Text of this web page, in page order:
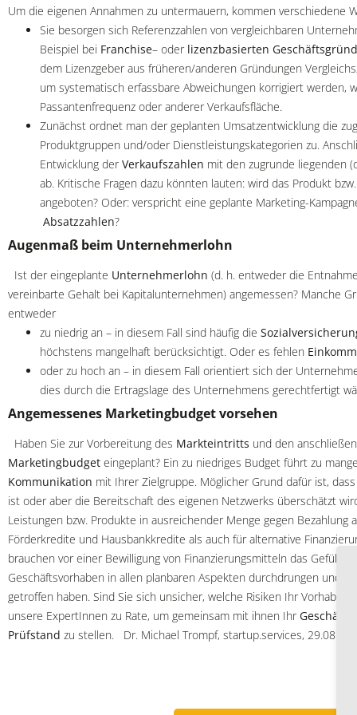
Um die eigenen Annahmen zu untermauern, kommen verschiedene
Sie besorgen sich Referenzzahlen von vergleichbaren
Beispiel bei Franchise– oder lizenzbasierten
dem Lizenzgeber aus früheren/anderen Gründungen
um systematisch erfassbare Abweichungen korrigiert werden,
Passantenfrequenz oder anderer Verkaufsfläche.
Zunächst ordnet man der geplanten Umsatzentwicklung die
Produktgruppen und/oder Dienstleistungskategorien zu.
Entwicklung derVerkaufszahlen mit den zugrunde liegenden
ab. Kritische Fragen dazu könnten lauten: wird das Produkt
angeboten? Oder: verspricht eine geplante Marketing-
Absatzzahlen?
Augenmaß beim Unternehmerlohn
Ist der eingeplante Unternehmerlohn (d. h. entweder die
vereinbarte Gehalt bei Kapitalunternehmen) angemessen? Manche
entweder
zu niedrig an – in diesem Fall sind häufig die
höchstens mangelhaft berücksichtigt. Oder es fehlen
oder zu hoch an – in diesem Fall orientiert sich der
dies durch die Ertragslage des Unternehmens gerechtfertigt
Angemessenes Marketingbudget vorsehen
Haben Sie zur Vorbereitung des Markteintritts und den
Marketingbudget eingeplant? Ein zu niedriges Budget führt zu
Kommunikation mit Ihrer Zielgruppe. Möglicher Grund dafür ist,
ist oder aber die Bereitschaft des eigenen Netzwerks überschätzt
Leistungen bzw. Produkte in ausreichender Menge gegen Bezahlung
Förderkredite und Hausbankkredite als auch für alternative
brauchen vor einer Bewilligung von Finanzierungsmitteln das Gefühl,
Geschäftsvorhaben in allen planbaren Aspekten durchdrungen und
getroffen haben. Sind Sie sich unsicher, welche Risiken Ihr Vorhaben
unsere ExpertInnen zu Rate, um gemeinsam mit ihnen Ihr
Prüfstand zu stellen. Dr. Michael Trompf, startup.services,